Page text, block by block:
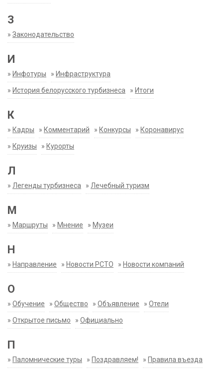
З
» Законодательство
И
» Инфотуры » Инфраструктура
» История белорусского турбизнеса » Итоги
К
» Кадры » Комментарий » Конкурсы » Коронавирус
» Круизы » Курорты
Л
» Легенды турбизнеса » Лечебный туризм
М
» Маршруты » Мнение » Музеи
Н
» Направление » Новости РСТО » Новости компаний
О
» Обучение » Общество » Объявление » Отели
» Открытое письмо » Официально
П
» Паломнические туры » Поздравляем! » Правила въезда